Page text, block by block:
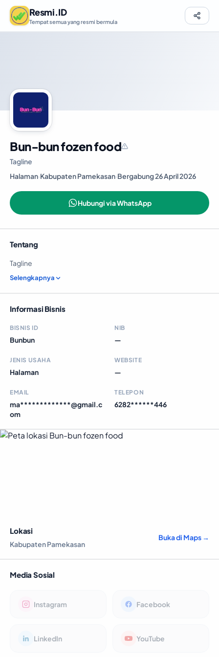
Resmi.ID
Tempat semua yang resmi bermula
Bun-bun fozen food
Tagline
Halaman·Kabupaten Pamekasan·Bergabung 26 April 2026
Hubungi via WhatsApp
Tentang
Tagline
Selengkapnya
Informasi Bisnis
BISNIS ID
Bunbun
NIB
—
JENIS USAHA
Halaman
WEBSITE
—
EMAIL
ma*************@gmail.c
om
TELEPON
6282******446
Lokasi
Kabupaten Pamekasan
Buka di Maps →
Media Sosial
Instagram Facebook
LinkedIn YouTube